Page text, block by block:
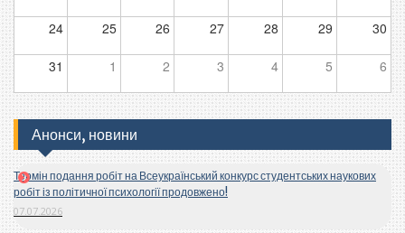
24 25 26 27 28 29 30
31 1 2 3 4 5 6
Анонси, новини
Термін подання робіт на Всеукраїнський конкурс студентських наукових
робіт із політичної психології продовжено!
07.07.2026